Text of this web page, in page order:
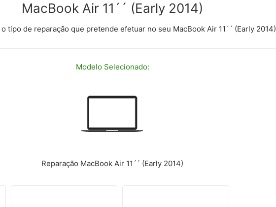
MacBook Air 11´´ (Early 2014)
tipo de reparação que pretende efetuar no seu MacBook Air 11´´ (Early 2014)
Modelo Selecionado:
Reparação MacBook Air 11´´ (Early 2014)